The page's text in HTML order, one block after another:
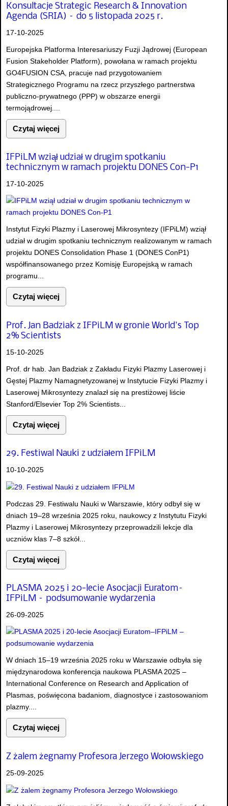
Konsultacje Strategic Research & Innovation
Agenda (SRIA) – do 5 listopada 2025 r.
17-10-2025
Europejska Platforma Interesariuszy Fuzji Jądrowej (European
Fusion Stakeholder Platform), powołana w ramach projektu
GO4FUSION CSA, pracuje nad przygotowaniem
Strategicznego Programu na rzecz przyszłego partnerstwa
publiczno-prywatnego (PPP) w obszarze energii
termojądrowej....
Czytaj więcej
IFPiLM wziął udział w drugim spotkaniu
technicznym w ramach projektu DONES Con-P1
17-10-2025
Instytut Fizyki Plazmy i Laserowej Mikrosyntezy (IFPiLM) wziął
udział w drugim spotkaniu technicznym realizowanym w ramach
projektu DONES Consolidation Phase 1 (DONES ConP1)
współfinansowanego przez Komisję Europejską w ramach
programu...
Czytaj więcej
Prof. Jan Badziak z IFPiLM w gronie World's Top
2% Scientists
15-10-2025
Prof. dr hab. Jan Badziak z Zakładu Fizyki Plazmy Laserowej i
Gęstej Plazmy Namagnetyzowanej w Instytucie Fizyki Plazmy i
Laserowej Mikrosyntezy znalazł się na prestiżowej liście
Stanford/Elsevier Top 2% Scientists...
Czytaj więcej
29. Festiwal Nauki z udziałem IFPiLM
10-10-2025
Podczas 29. Festiwalu Nauki w Warszawie, który odbył się w
dniach 19–28 września 2025 roku, naukowcy z Instytutu Fizyki
Plazmy i Laserowej Mikrosyntezy przeprowadzili lekcje dla
uczniów klas 7–8 szkół...
Czytaj więcej
PLASMA 2025 i 20-lecie Asocjacji Euratom–
IFPiLM – podsumowanie wydarzenia
26-09-2025
W dniach 15–19 września 2025 roku w Warszawie odbyła się
międzynarodowa konferencja naukowa PLASMA 2025 –
International Conference on Research and Application of
Plasmas, poświęcona badaniom, diagnostyce i zastosowaniom
plazmy....
Czytaj więcej
Z żalem żegnamy Profesora Jerzego Wołowskiego
25-09-2025